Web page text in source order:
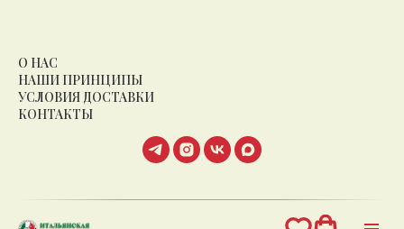
О НАС
НАШИ ПРИНЦИПЫ
УСЛОВИЯ ДОСТАВКИ
КОНТАКТЫ